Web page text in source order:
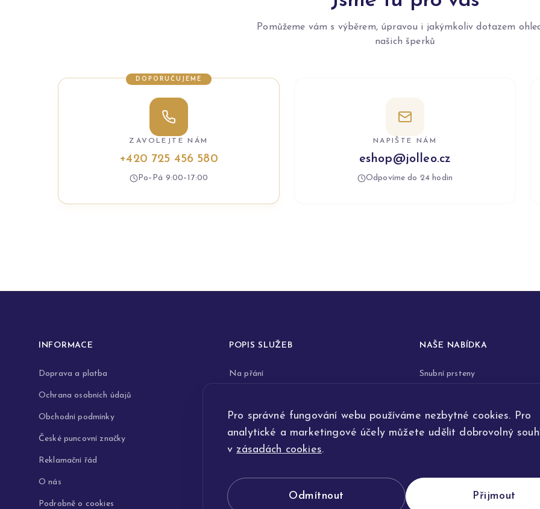
Pro správné fungování webu používáme nezbytné cookies. Pro
analytické a marketingové účely můžete udělit dobrovolný
v zásadách cookies.
Odmítnout Přijmout
Pomůžeme vám s výběrem, úpravou i jakýmkoliv dotazem
našich šperků
DOPORUČUJEME
ZAVOLEJTE NÁM
+420 725 456 580
Po–Pá 9:00–17:00
NAPIŠTE NÁM
eshop@jolleo.cz
Odpovíme do 24 hodin
INFORMACE
Doprava a platba
Ochrana osobních údajů
Obchodní podmínky
České puncovní značky
Reklamační řád
O nás
Podrobně o cookies
POPIS SLUŽEB
Na přání
Opravy a renovace šperků
Výkup zlata
NAŠE NABÍDKA
Snubní prsteny
Šperky
Na přání